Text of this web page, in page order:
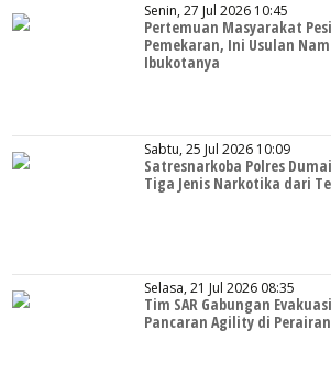
Senin, 27 Jul 2026 10:45
Pertemuan Masyarakat
Pemekaran, Ini Usulan
Ibukotanya
Sabtu, 25 Jul 2026 10:09
Satresnarkoba Polres
Tiga Jenis Narkotika dari
Selasa, 21 Jul 2026 08:35
Tim SAR Gabungan
Pancaran Agility di